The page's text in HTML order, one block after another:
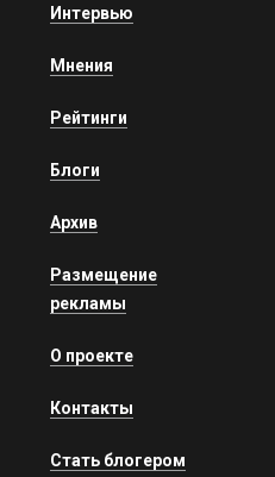
Интервью
Мнения
Рейтинги
Блоги
Архив
Размещение
рекламы
О проекте
Контакты
Стать блогером